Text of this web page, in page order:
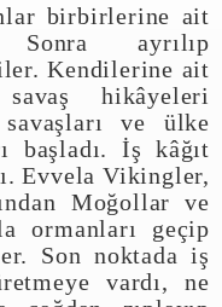
birbirlerine ait
Sonra ayrılıp
Kendilerine ait
hikâyeleri
ve ülke
başladı. İş kâğıt
Evvela Vikingler,
Moğollar ve
ormanları geçip
Son noktada iş
vardı, ne